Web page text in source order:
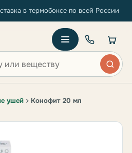
в термобоксе по всей России
ушей Конофит 20 мл